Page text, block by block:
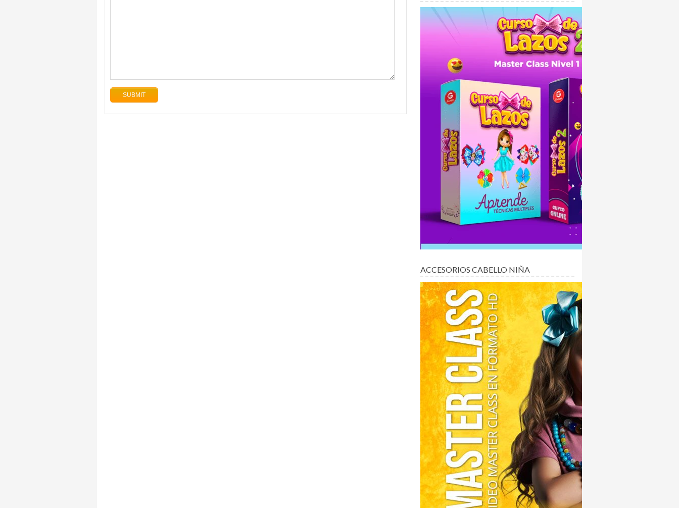
ACCESORIOS CABELLO NIÑA